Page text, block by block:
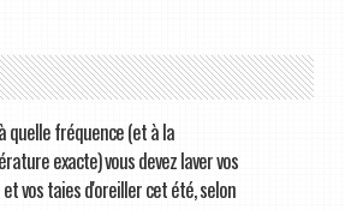
quelle fréquence (et à la
exacte) vous devez laver vos
vos taies d'oreiller cet été, selon